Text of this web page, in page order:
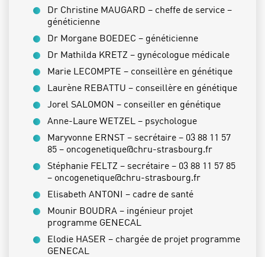
Dr Christine MAUGARD – cheffe de service –
généticienne
Dr Morgane BOEDEC – généticienne
Dr Mathilda KRETZ – gynécologue médicale
Marie LECOMPTE – conseillère en génétique
Laurène REBATTU – conseillère en génétique
Jorel SALOMON – conseiller en génétique
Anne-Laure WETZEL – psychologue
Maryvonne ERNST – secrétaire – 03 88 11 57
85 – oncogenetique@chru-strasbourg.fr
Stéphanie FELTZ – secrétaire – 03 88 11 57 85
– oncogenetique@chru-strasbourg.fr
Elisabeth ANTONI – cadre de santé
Mounir BOUDRA – ingénieur projet
programme GENECAL
Elodie HASER – chargée de projet programme
GENECAL